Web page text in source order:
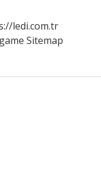
ledi.com.tr
Sitemap